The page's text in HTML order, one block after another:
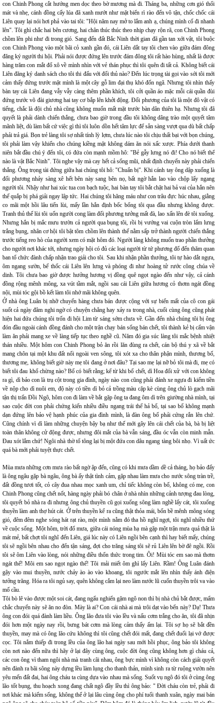
con Chinh Phong cắt hướng men dọc theo bờ mương mà đi. Tháng ba, những cơn gió thổi
mát và nhẹ, cánh đồng cấy lúa đã xanh mướt như mặt biển rì rào đến vô tận, chốc chốc cái
Liên quay lại nói hơi phả vào tai tôi: "Hội năm nay mở to lắm anh ạ, chúng mình cố đi nhanh
lên". Tôi ghì chắc hai bên cương, hai chân thúc thúc theo nhịp chạy rộn rã, con Chinh Phong
chồm lên phi như đi trong gió. Sang đến đất Bắc Ninh thời gian đã gần tan xới vật, tôi buộc
con Chinh Phong vào một bãi cỏ xanh gần đó, cái Liên dắt tay tôi chen vào giữa đám đông
đăng ký người thi hội. Phải nói được đứng lên trước đám đông tôi rất hào hùng, nhất là được
hàng trăm con mắt đổ xô về mình nhìn với vẻ thán phục thì tôi quên đi tất cả. Không biết cái
Liên đăng ký danh sách cho tôi thi đấu với đối thủ nào? Đến lúc trọng tài gọi vào sới tôi mới
cảm thấy đứng trước mặt mình là một cây gỗ lim đại thụ khó đốn ngã. Nhưng tôi nhìn thấy
bàn tay cái Liên đang vẫy vẫy càng thêm phần khích, tôi cởi quần áo mặc mỗi cái quần đùi
đứng trước võ đài giương hai tay cơ bắp lên khởi động. Đối phương của tôi là một đô vật có
tiếng, chắc là đội chủ nhà cũng không muốn mất mặt trước bàn dân thiên hạ. Nhưng tôi đã
quyết là phải dành chiến thắng, chưa bao giờ trong đầu tôi không dâng trào một quyết tâm
mãnh liệt, dù làm bất cứ việc gì thì tôi luôn dồn hết tâm lực để sẵn sàng vượt qua dù bất chấp
phải trả giá. Bọn trẻ làng tôi sợ nhất tính lỳ lợm, chưa lúc nào tôi chịu thất bại với bọn chúng,
tôi phải làm vậy khiến cho chúng kiềng mặt không dám ăn nói xấc xược. Phía dưới thanh
niên bắt đầu chú ý đến tôi, có đứa còn mạnh mồm hô: "Bẻ gẫy lưng nó đi! Cho nó biết thế
nào là vật Bắc Ninh". Tôi nghe vậy mà cay hết cả sống mũi, nhất định chuyến này phải chiến
thắng. Ông trọng tài đứng giữa hai chúng tôi hô: "Chuẩn bị". Khi cánh tay ông dập xuống là
đối phương nhảy sàng xê hết bên này sang bên nọ, bất ngờ hắn lao vào chộp lấy ngang
người tôi. Nhậy như hai xúc tua con bạch tuộc, hai bàn tay tôi bắt chặt hai bả vai của hắn nên
thế quắp bị phá giải ngay lập tức. Hai chúng tôi hăng máu như con trâu đực húc nhau, giằng
co mãi một hồi lâu tiến lùi, mấy lần hắn định bốc bổng tôi qua đầu nhưng không được.
Tranh thủ thế lùi tôi uốn người cong làm đối phương tưởng mất đà, lao xấn lên đè tôi xuống.
Nhưng hắn bị mắc mưu trườn cả người qua bụng tôi, rồi bị vướng vai cuộn tròn lấm lưng
trắng bụng, nhân cơ hội tôi bật tôm chồm lên thành thế nằm sấp trở thành người chiến thắng
trước tiếng reo hò của người xem có mặt hôm đó. Người làng không muốn trao phần thưởng
cho người nơi khác tới, nhưng ngày hội có đủ các loại người từ tứ phương đổ đến thăm quan
ban tổ chức đành chấp nhận trao giải cho tôi. Sau khi nhận phần thưởng, tôi tự hào dắt ngựa,
ôm ngang sườn, bế thốc cái Liên lên lưng và phóng đi như hoàng tử rước công chúa về
dinh. Tôi chưa bao giờ được hưởng hương vị đồng quê ngọt ngào đến như vậy, cả cánh
đồng rộng mênh mông, xa vút tầm mắt, ngồi sau cái Liên giữa hương cỏ thơm ngát đồng
nội, mùi tóc gội bồ kết làm tôi nhớ mãi không quên.
Ở nhà ông Luân bị nhỡ chuyến hàng chưa bán được cộng với sự biến mất của cô con gái
suốt cả ngày đâm nghi ngờ có chuyện chẳng hay xảy ra trong nhà, cuối cùng ông cũng phát
hiện hai đứa chúng tôi trốn đi hội Lim từ sáng sớm chưa về. Gần đến nhà chúng tôi bị ông
đón đầu ngoài cánh đồng đánh cho một trận chạy bán sống bán chết, tôi thành kẻ bị cấm vận
làm ăn phải mang xe về làng tiếp tục theo nghề cũ. Năm đó gia súc làng tôi mắc bệnh nhiệt
thán nhiều. Một hôm con Chinh Phong bỏ ăn rồi lăn đùng ra chết, cán bộ thú y xã về bắt
mang chôn tại một khu đất nổi ngoài ven sông, tôi xót xa cho thân phận mình, thương bố,
thương mẹ, không biết giờ này mẹ tôi đang ở nơi đâu? Tại sao mẹ lại nỡ bỏ tôi mà đi, mẹ có
biết tôi đau khổ chừng nào? Bố có biết rằng; kể từ khi bố chết, dì Hoa đối xử với con không
ra gì, dì bảo con là trụ cột trong gia đình, ngày nào con cũng phải đánh xe ngựa đi kiếm tiền
về nộp cho dì nuôi em, độ này có tiền dì bỏ cả trồng màu cặp kè cùng ông chủ lò gạch mãi
tận thị trấn Đồi Ngô, hôm con đi làm về bắt gặp ông ta đang ôm dì trên giường nhà mình, tại
sao cuộc đời con phải chứng kiến nhiều điều ngang trái thế hả bố, tại sao bố không mạnh
dạn đứng lên bảo vệ hạnh phúc của gia đình mình, là đàn ông bố phải cứng rắn lên chứ.
Cũng chính vì dì làm những chuyện bậy bạ như thế mới gây lên cái chết của bà, bà bị liệt
toàn thân không cử động được, nhưng đôi mắt của bà vẫn sáng, đầu óc vẫn còn minh mẫn.
Đau xót lắm chứ! Ngôi nhà thờ tổ tông lại bị một đứa con dâu ngang tàng bôi nhọ. Vì uất ức
quá bà mới phải tuyệt thực chết.
Mùa mưa những cơn mưa rào bất ngờ ập đến, cũng có khi mưa dầm dề cả tháng, họ bảo đấy
là ông ngâu gặp bà ngâu, ông bà ấy thật tình cảm, gặp nhau làm mưa cho nước sông tràn trề,
đất đồng tươi tốt, cỏ cây đua nhau mọc xanh um, chỉ tiếc không còn bố, không có mẹ, con
Chinh Phong cũng chết nốt, hàng ngày phải bó chân ở nhà nhìn những cảnh tượng đau lòng,
tôi quyết bỏ nhà ra đi nhưng ông chủ thuyền cũ gọi xuống sông làm nghề lấy cát, tôi xuống
thuyền làm anh thợ hút cát. Ở trên thuyền kể ra cũng thật thỏa mái, bốn bề mênh mông sóng
gió, đêm đêm nghe sóng hát rạt rào, một mình nằm đó tha hồ nghĩ ngợi, tôi nghĩ nhiều thứ
về cuộc sống. Một hôm, trời đổ mưa, giữa cái nóng mùa hạ mà gặp một trận mưa quả thật là
mát mẻ, bất chợt tôi nghĩ đến Liên, giá lúc này có Liên ngồi bên cạnh thì hay biết mấy, chúng
tôi sẽ ngồi bên nhau cho đến tận sáng, đợi cho trăng sáng tôi sẽ rủ Liên lên bờ đê ngồi. Rồi
tôi sẽ ôm Liên vào lòng, nói những điều thổn thức trong tim. Ôi! Mùi tóc em sao mà thơm
ngát thế! Môi em sao ngọt ngào thế! Tôi mải miết ôm ghì lấy Liên. Rầm! Ông Luân đánh
gậy vào mui thuyền, nước chảy ào ào vào khoang, tôi ngước mắt lên nhìn thấy ánh điện
tưởng trăng. Hóa ra tôi ngủ say, quên không cắm lại neo làm nước lũ cuốn thuyền trôi va vào
mố cầu.
Tôi bò lê vào được một soi cát, đang ngấu nghiến gặm ngô non thì bị nhà chủ bắt được, mẩm
chắc chuyến này sẽ ăn no đòn. Mày là ai? Con cái nhà ai mà trôi dạt vào bến này? Dạ! Thưa
ông con đói quá đành làm liều. Ông lão đưa tôi vào lều và nấu cơm trắng cho ăn, tôi đã nhịn
đói hơn một ngày nay rồi, bưng bát cơm mà lòng cảm thấy ấm lại. Tôi sợ họ sẽ bắt đền
thuyền, may mà có ông lão cứu không thì tôi cũng chết đói mất, đang chết đuối lại vớ được
cọc. Tôi nắm thiếp đi trong lều của ông lão hai ngày sau mới hồi phục, ông bảo tôi không
còn nơi nào đến nữa thì hãy ở lại đây cùng ông, cuộc đời ông cũng không hơn gì cháu cả,
các con ông vì tham ngôi nhà mà tranh cãi nhau, ông bực mình vì không còn cách giải quyết
nên đành ra bãi sông này dựng lều làm lụng cho thanh thản, mình sinh ra từ ruộng vườn nên
yêu mến đất đai, hai ông cháu ta cùng dựa vào nhau mà sống. Suốt vụ ngô đó tôi ở cùng ông
lão tốt bụng, thu hoạch xong đang chất ngô đầy lều thì ông bảo: " Đời cháu còn trẻ, phải đi
nơi khác mà kiếm sống, không thể ở lại lâu cùng ông cho phí tuổi thanh xuân, ngày mai bán